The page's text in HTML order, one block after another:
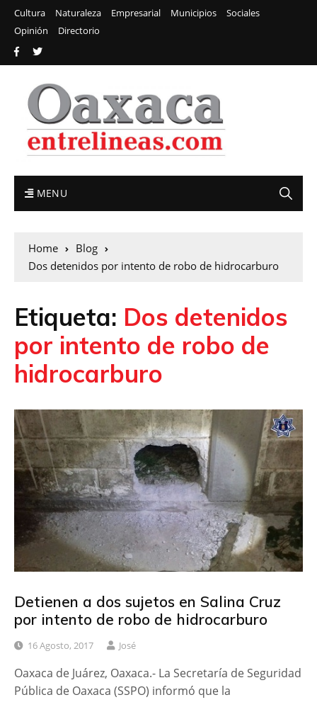
Cultura Naturaleza Empresarial Municipios
Sociales
Opinión
Directorio
MENU
Home
Blog
Dos detenidos por intento de robo de hidrocarburo
Etiqueta: Dos detenidos
por intento de robo de
hidrocarburo
Detienen a dos sujetos en Salina Cruz
por intento de robo de hidrocarburo
16 Agosto, 2017 José
Oaxaca de Juárez, Oaxaca.- La Secretaría de Seguridad
Pública de Oaxaca (SSPO) informó que la